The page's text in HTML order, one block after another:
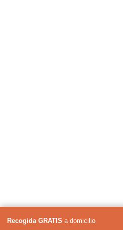
Recogida GRATIS a domicilio